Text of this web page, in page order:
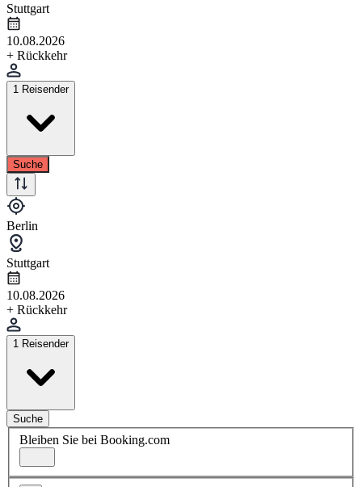
Stuttgart
10.08.2026
+ Rückkehr
1 Reisender
Suche
Berlin
Stuttgart
10.08.2026
+ Rückkehr
1 Reisender
Suche
Bleiben Sie bei Booking.com